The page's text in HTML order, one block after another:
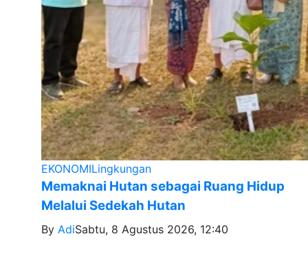
EKONOMILingkungan
Memaknai Hutan sebagai Ruang Hidup
Melalui Sedekah Hutan
By AdiSabtu, 8 Agustus 2026, 12:40